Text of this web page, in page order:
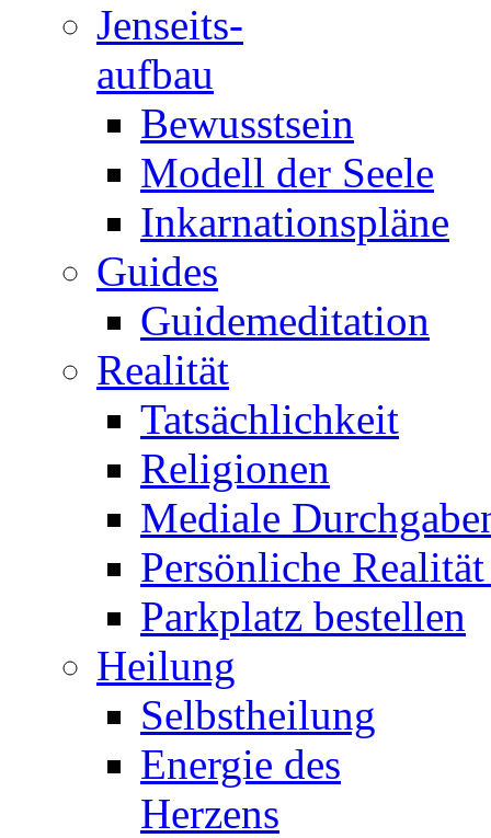
Jenseits-
aufbau
Bewusstsein
Modell der Seele
Inkarnationspläne
Guides
Guidemeditation
Realität
Tatsächlichkeit
Religionen
Mediale
Persönliche
Parkplatz bestellen
Heilung
Selbstheilung
Energie des
Herzens